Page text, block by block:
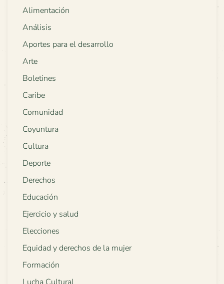
Alimentación
Análisis
Aportes para el desarrollo
Arte
Boletines
Caribe
Comunidad
Coyuntura
Cultura
Deporte
Derechos
Educación
Ejercicio y salud
Elecciones
Equidad y derechos de la mujer
Formación